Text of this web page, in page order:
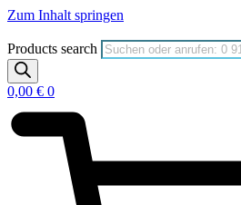
Zum Inhalt springen
Products search
0,00 € 0